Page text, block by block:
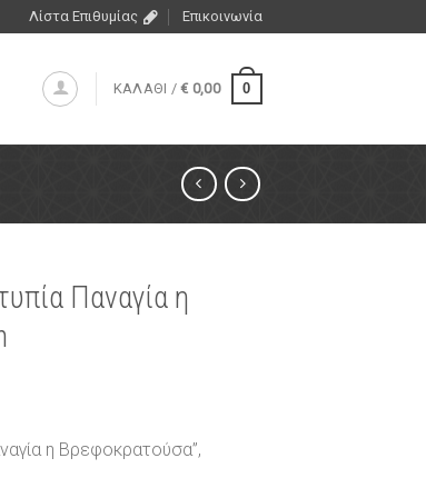
Λίστα Επιθυμίας Επικοινωνία
ΚΑΛΑΘΙ /€ 0,00 0
Παναγία η
η Βρεφοκρατούσα”,